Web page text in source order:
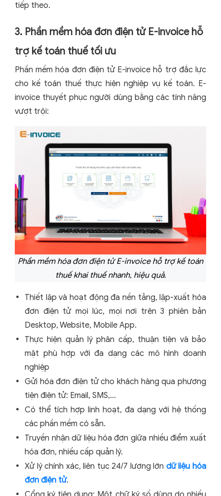
tiếp theo.
3. Phần mềm hóa đơn điện tử E-invoice hỗ
trợ kế toán thuế tối ưu
Phần mềm hóa đơn điện tử E-invoice hỗ trợ đắc lực
cho kế toán thuế thực hiện nghiệp vụ kế toán. E-
invoice thuyết phục người dùng bằng các tính năng
vượt trội:
Phần mềm hóa đơn điện tử E-invoice hỗ trợ kế toán
thuế khai thuế nhanh, hiệu quả.
Thiết lập và hoạt động đa nền tảng, lập-xuất hóa
đơn điện tử mọi lúc, mọi nơi trên 3 phiên bản
Desktop, Website, Mobile App.
Thực hiện quản lý phân cấp, thuận tiện và bảo
mật phù hợp với đa dạng các mô hình doanh
nghiệp
Gửi hóa đơn điện tử cho khách hàng qua phương
tiện điện tử: Email, SMS,...
Có thể tích hợp linh hoạt, đa dạng với hệ thống
các phần mềm có sẵn.
Truyền nhận dữ liệu hóa đơn giữa nhiều điểm xuất
hóa đơn, nhiều cấp quản lý.
Xử lý chính xác, liên tục 24/7 lượng lớn dữ liệu hóa
đơn điện tử.